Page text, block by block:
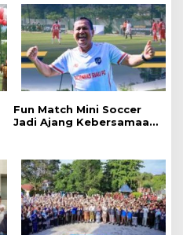
Fun Match Mini Soccer
Jadi Ajang Kebersamaan